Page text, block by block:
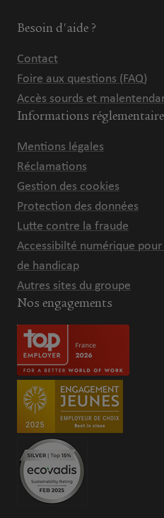
Besoin d'aide ?
Contact
Foire aux questions (FAQ)
Accès sourds et
Informations
Mentions légales
Réclamations
Gestion des cookies
Protection des données
Lutte contre la fraude
Accessibilté numérique
de handicap
Autres sites du groupe
Nos engagements